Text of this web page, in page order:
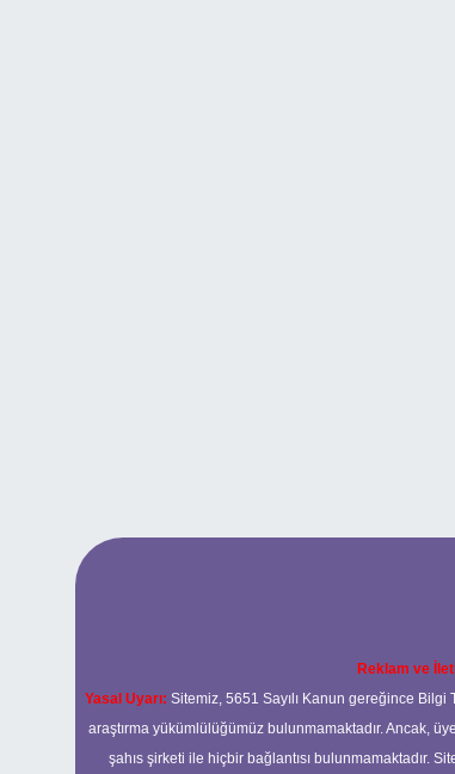
Reklam ve
Yasal Uyarı: Sitemiz, 5651 Sayılı Kanun gereğince
araştırma yükümlülüğümüz bulunmamaktadır. Ancak,
şahıs şirketi ile hiçbir bağlantısı bulunmamaktadır.